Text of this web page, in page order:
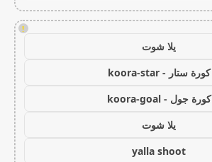
!
يلا شوت
كورة ستار - koora-star
كورة جول - koora-goal
يلا شوت
yalla shoot